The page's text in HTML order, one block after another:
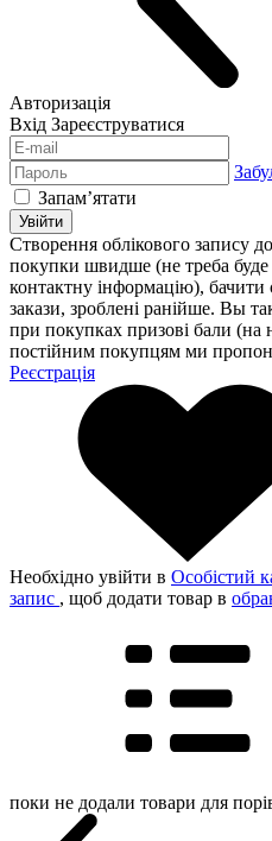
Авторизація
Вхід Зареєструватися
Запам’ятати
Увійти
Створення облікового запису
покупки швидше (не треба буде
контактну інформацію), бачити
закази, зроблені ранійше. Вы
при покупках призові бали
постійним покупцям ми
Реєстрація
Необхідно увійти в Особістий
запис , щоб додати товар в
поки не додали товари для